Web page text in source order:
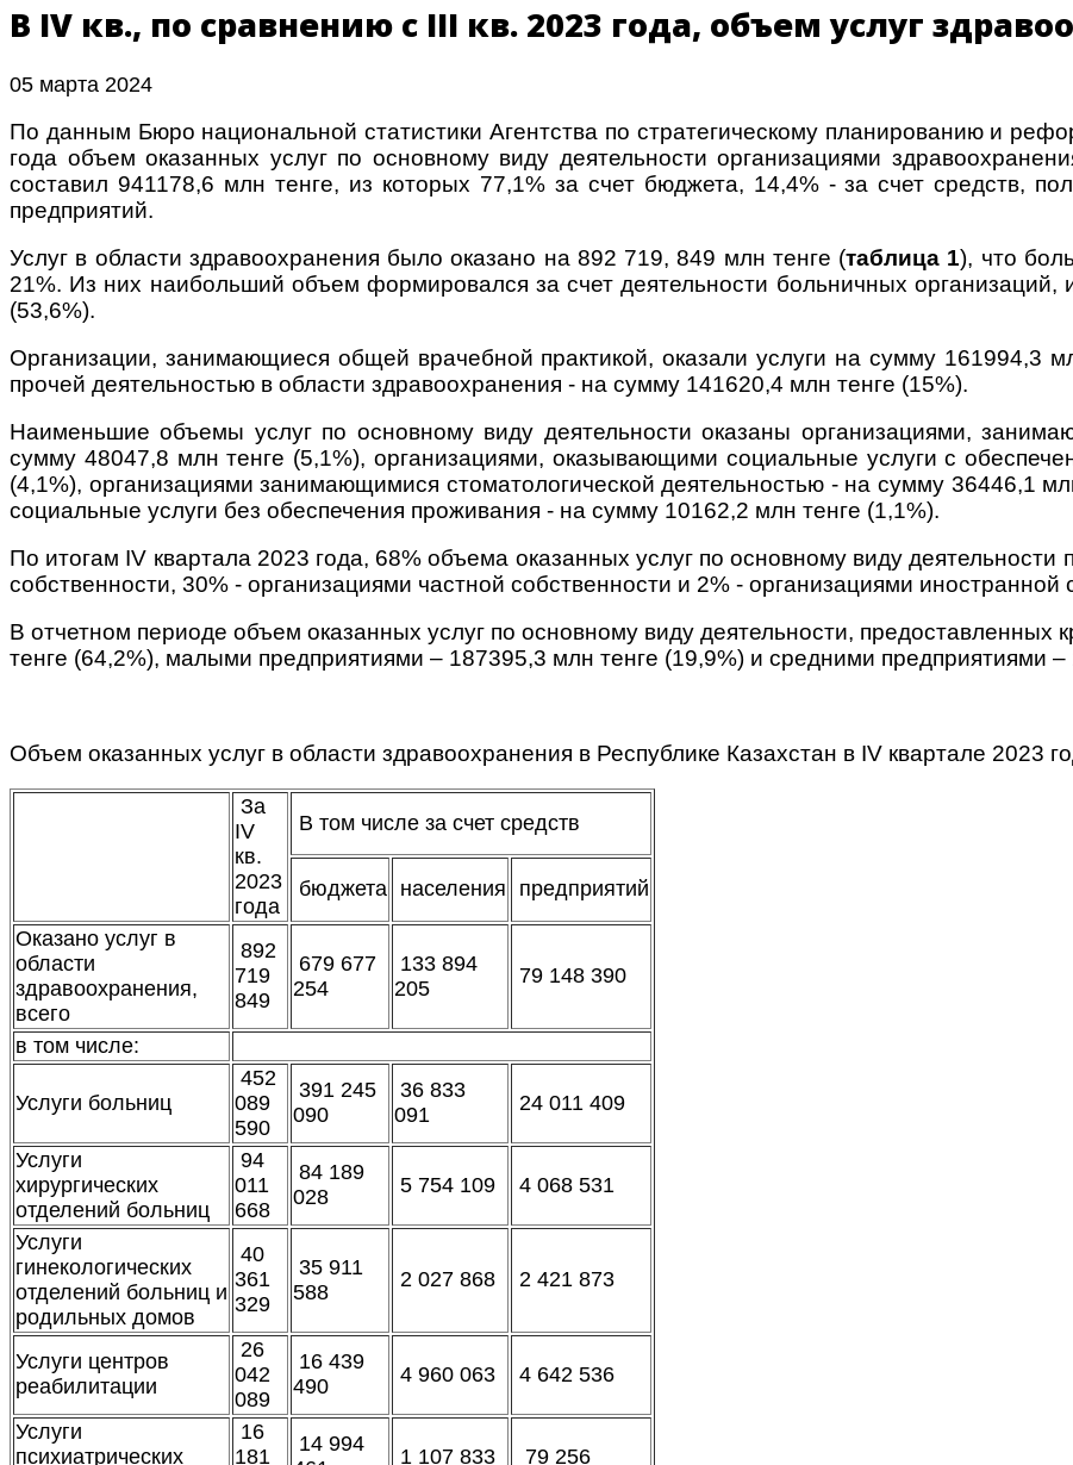
В IV кв., по сравнению с III кв. 2023 года, объем услуг
05 марта 2024
По данным Бюро национальной статистики Агентства по стратегическому планированию и
года объем оказанных услуг по основному виду деятельности организациями
составил 941178,6 млн тенге, из которых 77,1% за счет бюджета, 14,4% - за счет средств,
предприятий.
Услуг в области здравоохранения было оказано на 892 719, 849 млн тенге (таблица 1), что
21%. Из них наибольший объем формировался за счет деятельности больничных
(53,6%).
Организации, занимающиеся общей врачебной практикой, оказали услуги на сумму 161994,3
прочей деятельностью в области здравоохранения - на сумму 141620,4 млн тенге (15%).
Наименьшие объемы услуг по основному виду деятельности оказаны организациями,
сумму 48047,8 млн тенге (5,1%), организациями, оказывающими социальные услуги с
(4,1%), организациями занимающимися стоматологической деятельностью - на сумму 36446,1
социальные услуги без обеспечения проживания - на сумму 10162,2 млн тенге (1,1%).
По итогам IV квартала 2023 года, 68% объема оказанных услуг по основному виду
собственности, 30% - организациями частной собственности и 2% - организациями иностранной
В отчетном периоде объем оказанных услуг по основному виду деятельности,
тенге (64,2%), малыми предприятиями – 187395,3 млн тенге (19,9%) и средними предприятиями
Объем оказанных услуг в области здравоохранения в Республике Казахстан в IV квартале 2023
За
IV
кв.
2023
года
В том числе за счет средств
бюджета населения предприятий
Оказано услуг в
области
здравоохранения,
всего
892
719
849
679 677
254
133 894
205
79 148 390
в том числе:
Услуги больниц
452
089
590
391 245
090
36 833
091
24 011 409
Услуги
хирургических
отделений больниц
94
011
668
84 189
028
5 754 109 4 068 531
Услуги
гинекологических
отделений больниц и
родильных домов
40
361
329
35 911
588
2 027 868 2 421 873
Услуги центров
реабилитации
26
042
089
16 439
490
4 960 063 4 642 536
Услуги
психиатрических
16
181
14 994
1 107 833 79 256